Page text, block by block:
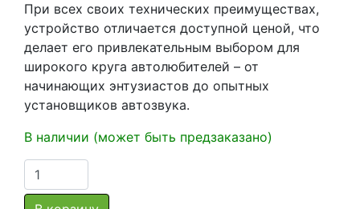
При всех своих технических преимуществах,
устройство отличается доступной ценой, что
делает его привлекательным выбором для
широкого круга автолюбителей – от
начинающих энтузиастов до опытных
установщиков автозвука.
В наличии (может быть предзаказано)
Количество
товара